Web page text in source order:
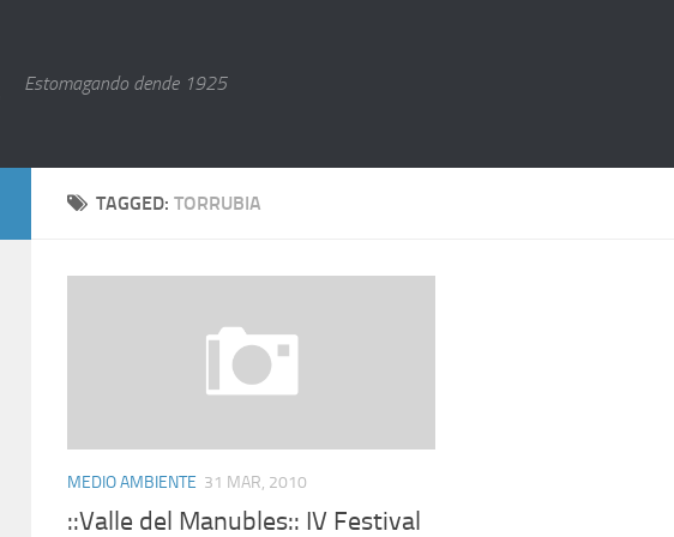
Estomagando dende 1925
TAGGED: TORRUBIA
MEDIO AMBIENTE 31 MAR, 2010
::Valle del Manubles:: IV Festival